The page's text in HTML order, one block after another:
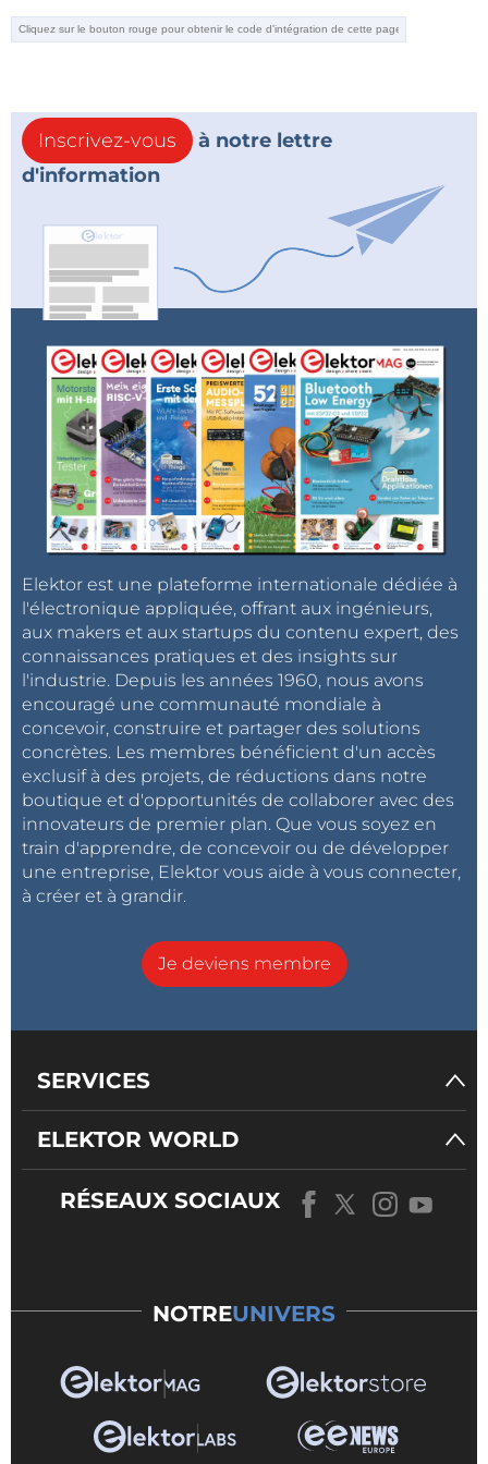
Si vous ne pouvez pas être présent à l'exposition
d'Elektor Lab Talkle 10 avril à 11h00 (Berlin). Participez
en direct et posez vos questions !
Je m'abonne
Alerte de tag :
tagEmbedded & AI
et vous
recevrez un e-mail dès qu’un nouvel article à ce
sujet sera publié sur notre site web !
Traduction : Laurent RAUBER
Inscrivez-vous
à notre lettre
d'information
Elektor est une plateforme internationale dédiée à
l'électronique appliquée, offrant aux ingénieurs,
aux makers et aux startups du contenu expert, des
connaissances pratiques et des insights sur
l'industrie. Depuis les années 1960, nous avons
encouragé une communauté mondiale à
concevoir, construire et partager des solutions
concrètes. Les membres bénéficient d'un accès
exclusif à des projets, de réductions dans notre
boutique et d'opportunités de collaborer avec des
innovateurs de premier plan. Que vous soyez en
train d'apprendre, de concevoir ou de développer
une entreprise, Elektor vous aide à vous connecter,
à créer et à grandir.
Je deviens membre
SERVICES
ELEKTOR WORLD
RÉSEAUX SOCIAUX
NOTREUNIVERS